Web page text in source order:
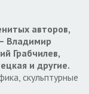
авторов,
Владимир
Грабчилев,
и другие.
скульптурные